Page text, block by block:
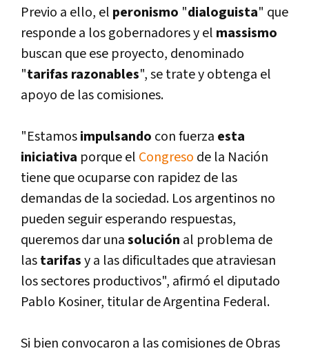
Previo a ello, el peronismo "dialoguista" que
responde a los gobernadores y el massismo
buscan que ese proyecto, denominado
"tarifas razonables", se trate y obtenga el
apoyo de las comisiones.
"Estamosimpulsando con fuerza esta
iniciativa porque el Congreso de la Nación
tiene que ocuparse con rapidez de las
demandas de la sociedad. Los argentinos no
pueden seguir esperando respuestas,
queremos dar unasolución al problema de
lastarifasy a las dificultades que atraviesan
los sectores productivos", afirmó el diputado
Pablo Kosiner, titular de Argentina Federal.
Si bien convocaron a las comisiones de Obras